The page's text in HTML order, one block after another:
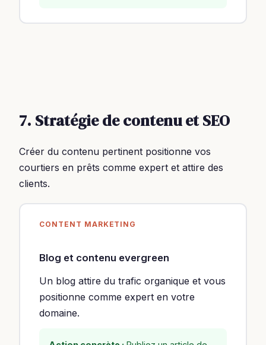
7. Stratégie de contenu et SEO
Créer du contenu pertinent positionne vos
courtiers en prêts comme expert et attire des
clients.
CONTENT MARKETING
Blog et contenu evergreen
Un blog attire du trafic organique et vous
positionne comme expert en votre
domaine.